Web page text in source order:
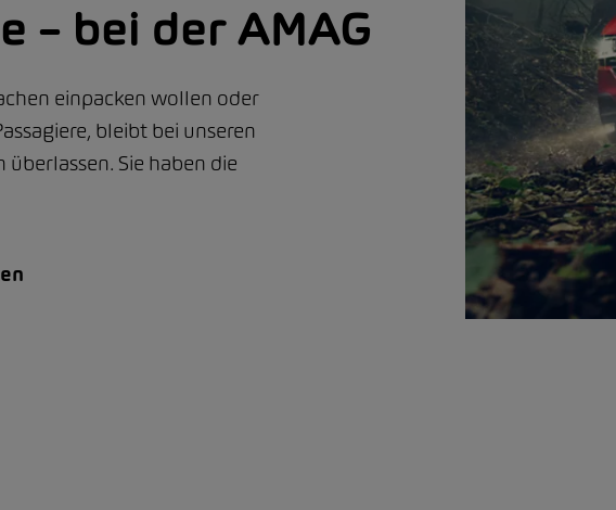
– bei der AMAG
einpacken wollen oder
bleibt bei unseren
Sie haben die